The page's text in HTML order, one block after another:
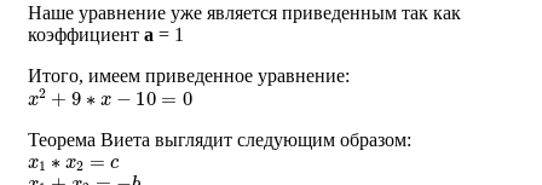
Наше уравнение уже является приведенным так как
коэффициент a = 1
Итого, имеем приведенное уравнение:
x2+9∗x−10=0
Теорема Виета выглядит следующим образом:
x1∗x2= c
x1 + x2 =− b